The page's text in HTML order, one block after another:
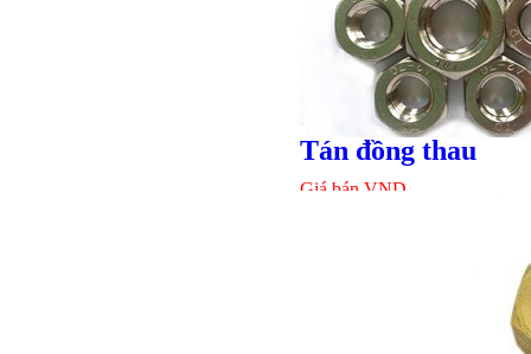
Bulong
Giá bán VND
Tán đồng thau